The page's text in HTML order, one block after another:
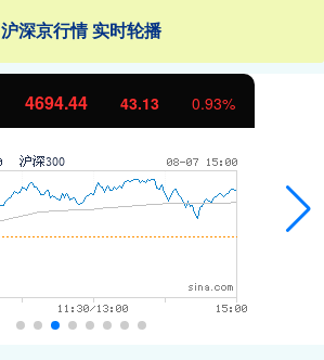
沪深京行情 实时轮播
4694.44 43.13 0.93%